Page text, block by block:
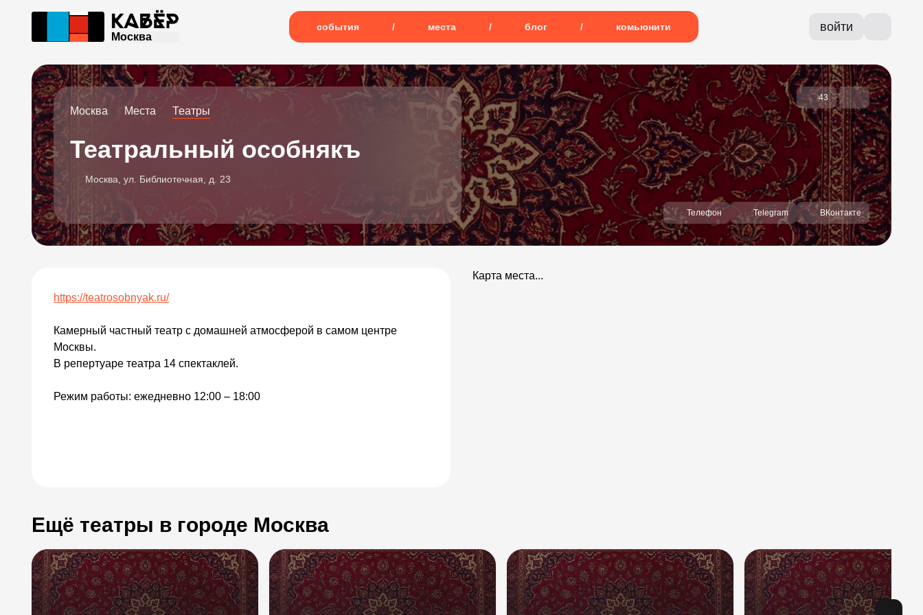
Москва
события / места / блог / комьюнити войти
43
Москва Места Театры
Театральный особнякъ
Москва, ул. Библиотечная, д. 23
Телефон Telegram ВКонтакте
https://teatrosobnyak.ru/
Камерный частный театр с домашней атмосферой в самом центре
Москвы.
В репертуаре театра 14 спектаклей.
Режим работы: ежедневно 12:00 – 18:00
Карта места...
Ещё театры в городе Москва